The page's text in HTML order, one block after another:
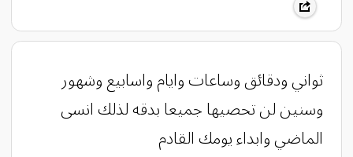
ثواني ودقائق وساعات وايام واسابيع وشهور
وسنين لن تحصيها جميعا بدقه لذلك انسى
الماضي وابداء يومك القادم